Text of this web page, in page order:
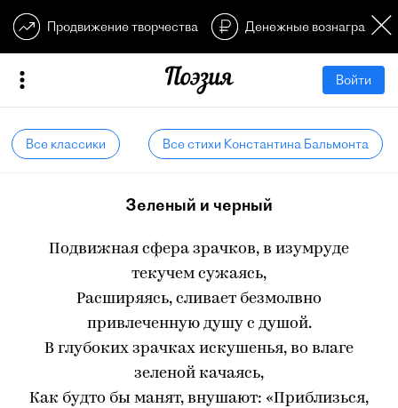
Продвижение творчества Денежные
Войти
Все классики Все стихи Константина Бальмонта
Зеленый и черный
Подвижная сфера зрачков, в изумруде
текучем сужаясь,
Расширяясь, сливает безмолвно
привлеченную душу с душой.
В глубоких зрачках искушенья, во влаге
зеленой качаясь,
Как будто бы манят, внушают: «Приблизься,